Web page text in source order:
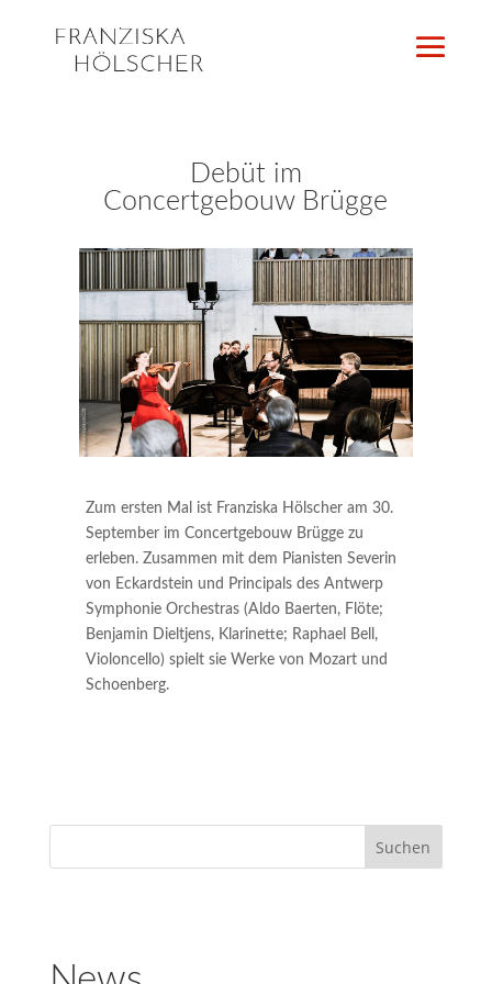
Debüt im
Concertgebouw Brügge
Zum ersten Mal ist Franziska Hölscher am 30.
September im Concertgebouw Brügge zu
erleben. Zusammen mit dem Pianisten Severin
von Eckardstein und Principals des Antwerp
Symphonie Orchestras (Aldo Baerten, Flöte;
Benjamin Dieltjens, Klarinette; Raphael Bell,
Violoncello) spielt sie Werke von Mozart und
Schoenberg.